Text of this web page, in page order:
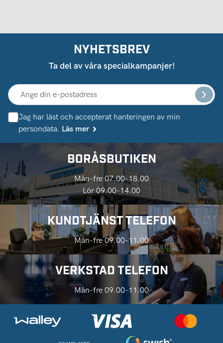
NYHETSBREV
Ta del av våra specialkampanjer!
Jag har läst och accepterat hanteringen av min
persondata. Läs mer
BORÅSBUTIKEN
Mån-fre 07.00-18.00
Lör 09.00-14.00
KUNDTJÄNST TELEFON
Mån-fre 09.00-11.00
VERKSTAD TELEFON
Mån-fre 09.00-11.00